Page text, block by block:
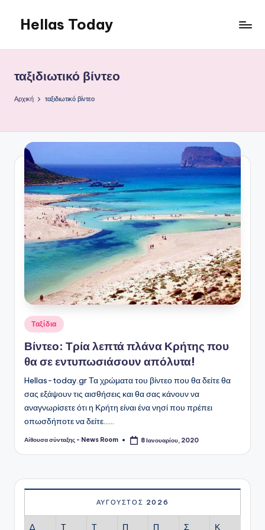
Μετάβαση
περιεχόμενο
Hellas Today
ταξιδιωτικό βίντεο
Αρχική ταξιδιωτικό βίντεο
Αναρτήθηκε
σε
Ταξίδια
Βίντεο: Τρία λεπτά πλάνα Κρήτης που
θα σε εντυπωσιάσουν απόλυτα!
Hellas-today.gr Τα χρώματα του βίντεο που θα δείτε θα
σας εξάψουν τις αισθήσεις και θα σας κάνουν να
αναγνωρίσετε ότι η Κρήτη είναι ένα νησί που πρέπει
οπωσδήποτε να δείτε...…
Συγγραφέας:
Αίθουσα σύνταξης - News Room 8 Ιανουαρίου, 2020
ΑΎΓΟΥΣΤΟΣ 2026
Δ Τ Τ Π Π Σ Κ